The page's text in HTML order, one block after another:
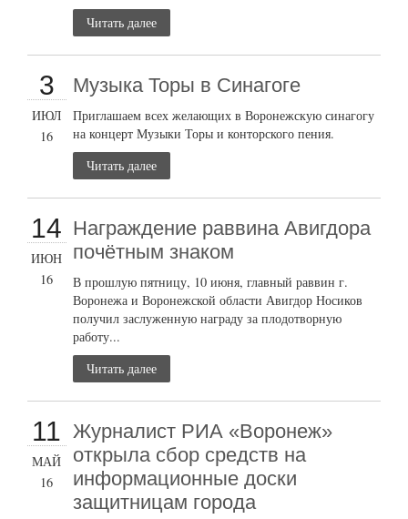
Читать далее
3
ИЮЛ
16
Музыка Торы в Синагоге
Приглашаем всех желающих в Воронежскую синагогу
на концерт Музыки Торы и конторского пения.
Читать далее
14
ИЮН
16
Награждение раввина Авигдора
почётным знаком
В прошлую пятницу, 10 июня, главный раввин г.
Воронежа и Воронежской области Авигдор Носиков
получил заслуженную награду за плодотворную
работу...
Читать далее
11
МАЙ
16
Журналист РИА «Воронеж»
открыла сбор средств на
информационные доски
защитницам города